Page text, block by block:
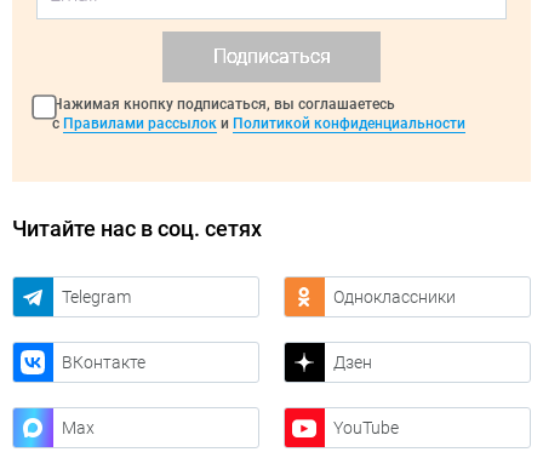
Подписаться
Нажимая кнопку подписаться, вы соглашаетесь
с Правилами рассылок и Политикой конфиденциальности
Читайте нас в соц. сетях
Telegram Одноклассники
ВКонтакте Дзен
Max YouTube